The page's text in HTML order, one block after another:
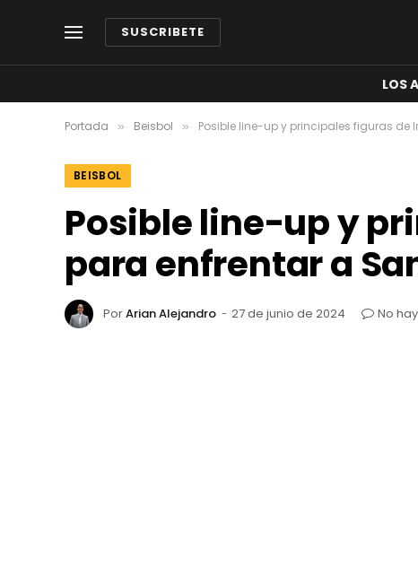
SUSCRIBETE
LOS
Portada » Beisbol » Posible line-up y principales figuras
BEISBOL
Posible line-up y
para enfrentar a
PorArian Alejandro 27 de junio de 2024 No